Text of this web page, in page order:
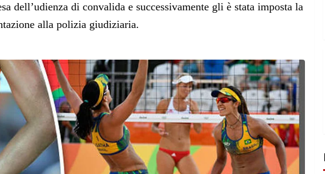
dell’udienza di convalida e successivamente gli è stata imposta la
alla polizia giudiziaria.